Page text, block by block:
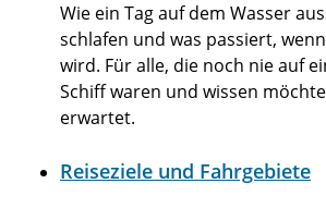
Wie ein Tag auf dem Wasser
schlafen und was passiert,
wird. Für alle, die noch nie auf
Schiff waren und wissen
erwartet.
Reiseziele und Fahrgebiete